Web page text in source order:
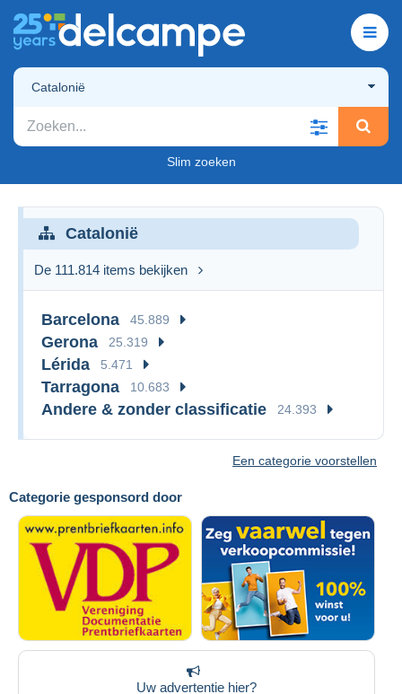
Catalonië
Slim zoeken
Categorie gesponsord door
Uw advertentie hier?
Catalonië
De 111.814 items bekijken
Barcelona 45.889
Gerona 25.319
Lérida 5.471
Tarragona 10.683
Andere & zonder classificatie 24.393
Een categorie voorstellen